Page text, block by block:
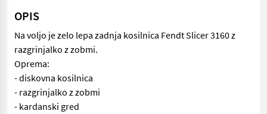
OPIS
Na voljo je zelo lepa zadnja kosilnica Fendt Slicer 3160 z
razgrinjalko z zobmi.
Oprema:
- diskovna kosilnica
- razgrinjalko z zobmi
- kardanski gred